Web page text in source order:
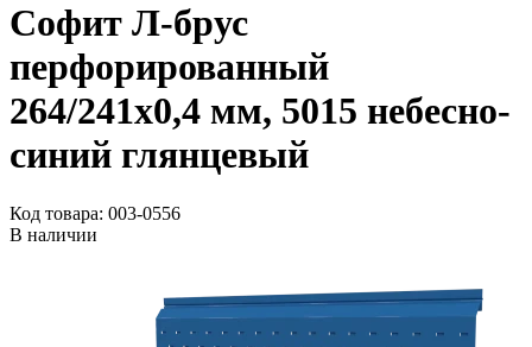
Софит Л-брус
перфорированный
264/241x0,4 мм, 5015 небесно-
синий глянцевый
Код товара: 003-0556
В наличии